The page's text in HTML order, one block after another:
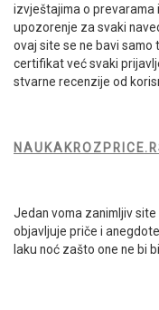
izvještajima o prevarama
upozorenje za svaki
ovaj site se ne bavi samo
certifikat već svaki
stvarne recenzije od
Jedan voma zanimljiv
objavljuje priče i
laku noć zašto one ne bi